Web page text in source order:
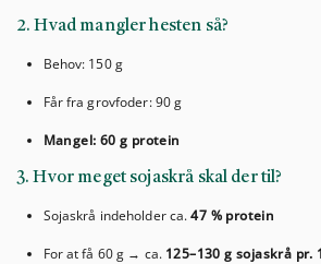
2. Hvad mangler hesten så?
Behov: 150 g
Får fra grovfoder: 90 g
Mangel: 60 g protein
3. Hvor meget sojaskrå skal der til?
Sojaskrå indeholder ca.47 % protein
For at få 60 g → ca. 125–130 g sojaskrå pr.